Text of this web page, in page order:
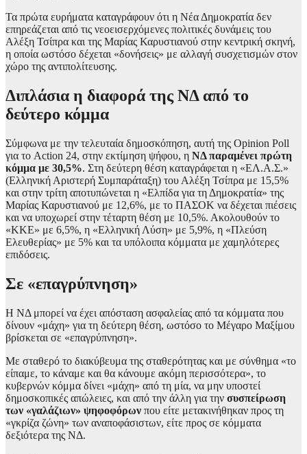
Τα πρώτα ευρήματα καταγράφουν ότι η Νέα Δημοκρατία δεν
επηρεάζεται από τις νεοεισερχόμενες πολιτικές δυνάμεις του
Αλέξη Τσίπρα και της Μαρίας Καρυστιανού στην κεντρική σκηνή,
η οποία ωστόσο δέχεται «δονήσεις» με αλλαγή συσχετισμών στον
χώρο της αντιπολίτευσης.
Διπλάσια η διαφορά της ΝΔ από το
δεύτερο κόμμα
Σύμφωνα με την τελευταία δημοσκόπηση, αυτή της Opinion Poll
για το Action 24, στην εκτίμηση ψήφου, η ΝΔ παραμένει πρώτη
κόμμα με 30,5%. Στη δεύτερη θέση καταγράφεται η «ΕΛ.Α.Σ.»
(Ελληνική Αριστερή Συμπαράταξη) του Αλέξη Τσίπρα με 15,5%
και στην τρίτη αποτυπώνεται η «Ελπίδα για τη Δημοκρατία» της
Μαρίας Καρυστιανού με 12,6%, με το ΠΑΣΟΚ να δέχεται πιέσεις
και να υποχωρεί στην τέταρτη θέση με 10,5%. Ακολουθούν το
«ΚΚΕ» με 6,5%, η «Ελληνική Λύση» με 5,9%, η «Πλεύση
Ελευθερίας» με 5% και τα υπόλοιπα κόμματα με χαμηλότερες
επιδόσεις.
Σε «επαγρύπνηση»
Η ΝΔ μπορεί να έχει απόσταση ασφαλείας από τα κόμματα που
δίνουν «μάχη» για τη δεύτερη θέση, ωστόσο το Μέγαρο Μαξίμου
βρίσκεται σε «επαγρύπνηση».
Με σταθερό το διακύβευμα της σταθερότητας και με σύνθημα «το
είπαμε, το κάναμε και θα κάνουμε ακόμη περισσότερα», το
κυβερνών κόμμα δίνει «μάχη» από τη μία, να μην υποστεί
δημοσκοπικές απώλειες, και από την άλλη για την συσπείρωση
των «γαλάζιων» ψηφοφόρων που είτε μετακινήθηκαν προς τη
«γκρίζα ζώνη» των αναποφάσιστων, είτε προς σε κόμματα
δεξιότερα της ΝΔ.